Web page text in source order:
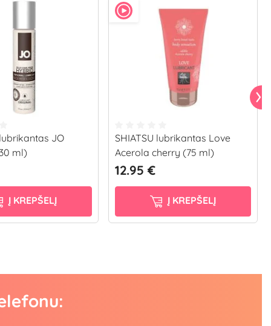
JO
ml)
Į KREPŠELĮ
SHIATSU lubrikantas Love
Acerola cherry (75 ml)
12.95 €
Į KREPŠELĮ